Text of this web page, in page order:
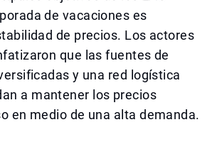
de vacaciones es
de precios. Los actores
que las fuentes de
y una red logística
a mantener los precios
en medio de una alta demanda.